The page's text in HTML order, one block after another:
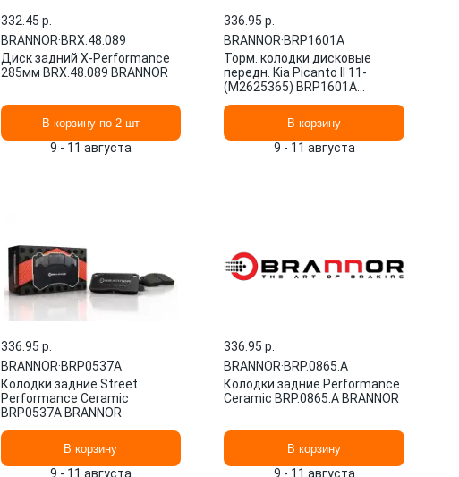
332.45 p.
BRANNOR·BRX.48.089
Диск задний X-Performance
285мм BRX.48.089 BRANNOR
В корзину по 2 шт
9 - 11 августа
336.95 p.
BRANNOR·BRP1601A
Торм. колодки дисковые
передн. Kia Picanto II 11-
(M2625365) BRP1601A
В корзину
9 - 11 августа
336.95 p.
BRANNOR·BRP0537A
Колодки задние Street
Performance Ceramic
BRP0537A BRANNOR
В корзину
9 - 11 августа
336.95 p.
BRANNOR·BRP.0865.A
Колодки задние Performance
Ceramic BRP.0865.A BRANNOR
В корзину
9 - 11 августа